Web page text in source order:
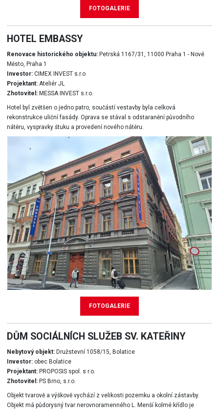
FOTOGALERIE
FOTOGALERIE
HOTEL EMBASSY
Renovace historického objektu:Petrská 1167/31, 11000 Praha 1 - Nové
Město, Praha 1
Investor:CIMEX INVEST s.r.o
Projektant:Ateliér JL
Zhotovitel:MESSA INVEST s.r.o.
Hotel byl zvětšen o jedno patro, součástí vestavby byla celková
rekonstrukce uliční fasády. Oprava se stával s odstaranění původního
nátěru, vyspravky štuku a provedení nového nátěru.
DŮM SOCIÁLNÍCH SLUŽEB SV. KATEŘINY
Nebytový objekt:Družstevní 1058/15, Bolatice
Investor:obec Bolatice
Projektant:PROPOSIS spol. s r.o.
Zhotovitel:PS Brno, s.r.o.
Objekt tvarově a výškově vychází z velikosti pozemku a okolní zástavby.
Objekt má půdorysný tvar nerovnoramenného L. Menší kolmé křídlo je